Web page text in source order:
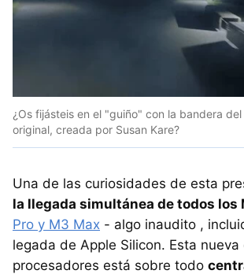
¿Os fijásteis en el "guiño" con la bandera
original, creada por Susan Kare?
Una de las curiosidades de esta
la llegada simultánea de todos los
Pro y M3 Max - algo inaudito ,
legada de Apple Silicon. Esta
procesadores está sobre todo